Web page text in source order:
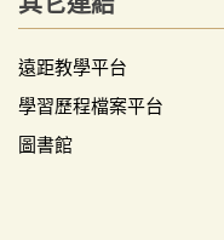
遠距教學平台
學習歷程檔案平台
圖書館